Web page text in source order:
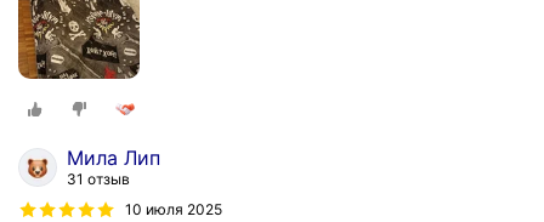
Мила Лип
31 отзыв
10 июля 2025